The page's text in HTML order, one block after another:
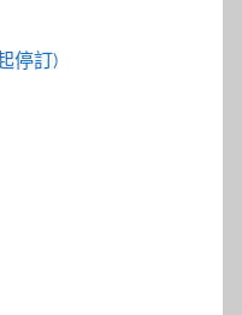
停訂)